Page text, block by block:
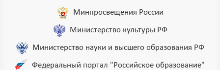
Минпросвещения России
Министерство культуры РФ
Министерство науки и высшего образования РФ
Федеральный портал "Российское образование"